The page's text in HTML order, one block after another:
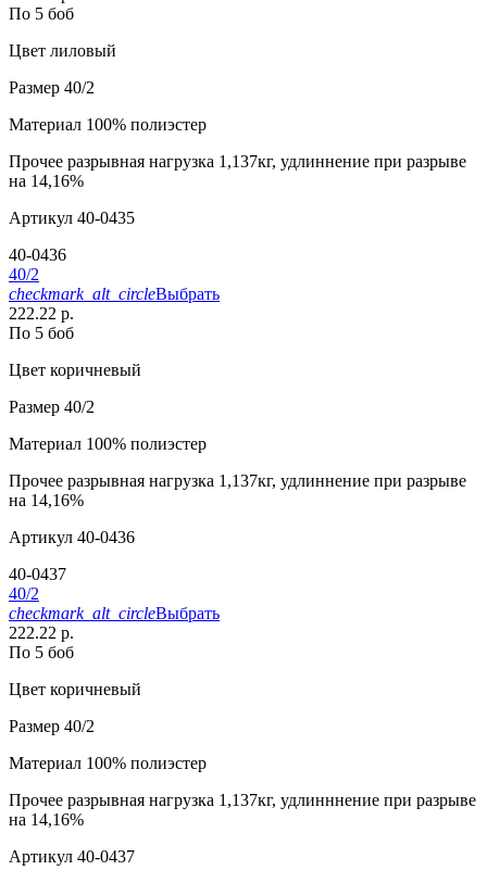
По 5 боб
Цвет лиловый
Размер 40/2
Материал 100% полиэстер
Прочее разрывная нагрузка 1,137кг, удлиннение при разрыве
на 14,16%
Артикул 40-0435
40-0436
40/2
checkmark_alt_circleВыбрать
222.22 р.
По 5 боб
Цвет коричневый
Размер 40/2
Материал 100% полиэстер
Прочее разрывная нагрузка 1,137кг, удлиннение при разрыве
на 14,16%
Артикул 40-0436
40-0437
40/2
checkmark_alt_circleВыбрать
222.22 р.
По 5 боб
Цвет коричневый
Размер 40/2
Материал 100% полиэстер
Прочее разрывная нагрузка 1,137кг, удлинннение при разрыве
на 14,16%
Артикул 40-0437